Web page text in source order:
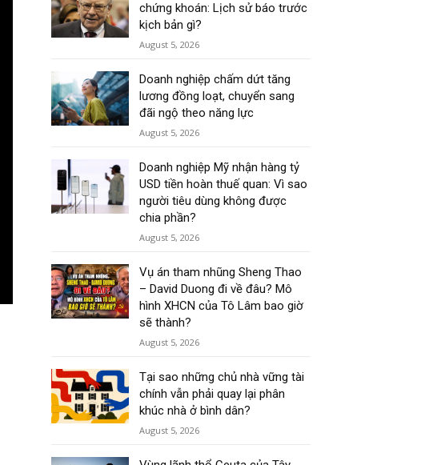
chứng khoán: Lịch sử báo trước
kịch bản gì?
August 5, 2026
Doanh nghiệp chấm dứt tăng
lương đồng loạt, chuyển sang
đãi ngộ theo năng lực
August 5, 2026
Doanh nghiệp Mỹ nhận hàng tỷ
USD tiền hoàn thuế quan: Vì sao
người tiêu dùng không được
chia phần?
August 5, 2026
Vụ án tham nhũng Sheng Thao
– David Duong đi về đâu? Mô
hình XHCN của Tô Lâm bao giờ
sẽ thành?
August 5, 2026
Tại sao những chủ nhà vững tài
chính vẫn phải quay lại phân
khúc nhà ở bình dân?
August 5, 2026